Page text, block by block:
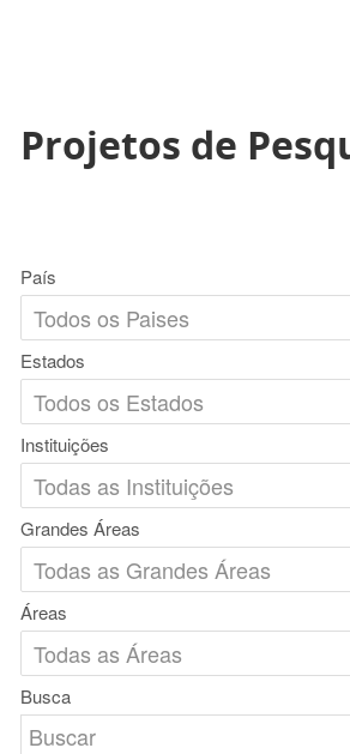
Projetos de
País
Estados
Instituições
Grandes Áreas
Áreas
Busca